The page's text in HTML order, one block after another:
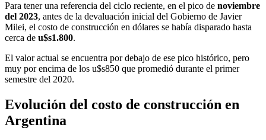
Para tener una referencia del ciclo reciente, en el pico de noviembre
del 2023, antes de la devaluación inicial del Gobierno de Javier
Milei, el costo de construcción en dólares se había disparado hasta
cerca de u$s1.800.
El valor actual se encuentra por debajo de ese pico histórico, pero
muy por encima de los u$s850 que promedió durante el primer
semestre del 2020.
Evolución del costo de construcción en
Argentina